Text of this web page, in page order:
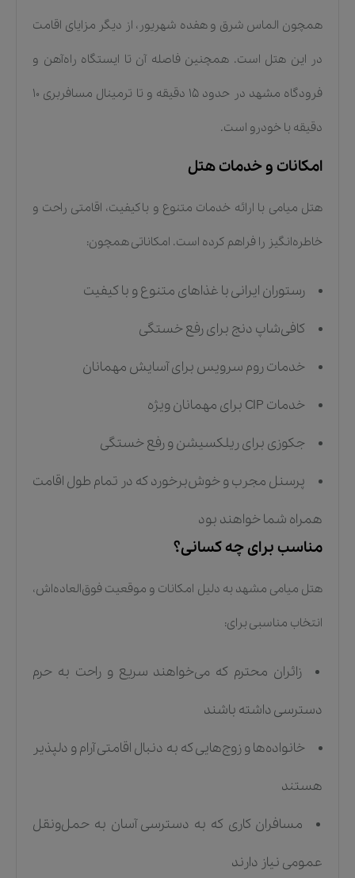
همچون الماس شرق و هفده شهریور، از دیگر مزایای اقامت
در این هتل است. همچنین فاصله آن تا ایستگاه راه‌آهن و
فرودگاه مشهد در حدود 15 دقیقه و تا ترمینال مسافربری 10
دقیقه با خودرو است.
امکانات و خدمات هتل
هتل میامی با ارائه خدمات متنوع و باکیفیت، اقامتی راحت و
خاطره‌انگیز را فراهم کرده است. امکاناتی همچون:
رستوران ایرانی با غذاهای متنوع و با کیفیت
کافی‌شاپ دنج برای رفع خستگی
خدمات روم سرویس برای آسایش مهمانان
خدمات CIP برای مهمانان ویژه
جکوزی برای ریلکسیشن و رفع خستگی
پرسنل مجرب و خوش‌برخورد که در تمام طول اقامت
همراه شما خواهند بود
مناسب برای چه کسانی؟
هتل میامی مشهد به دلیل امکانات و موقعیت فوق‌العاده‌اش،
انتخاب مناسبی برای:
زائران محترم که می‌خواهند سریع و راحت به حرم
دسترسی داشته باشند
خانواده‌ها و زوج‌هایی که به دنبال اقامتی آرام و دلپذیر
هستند
مسافران کاری که به دسترسی آسان به حمل‌ونقل
عمومی نیاز دارند